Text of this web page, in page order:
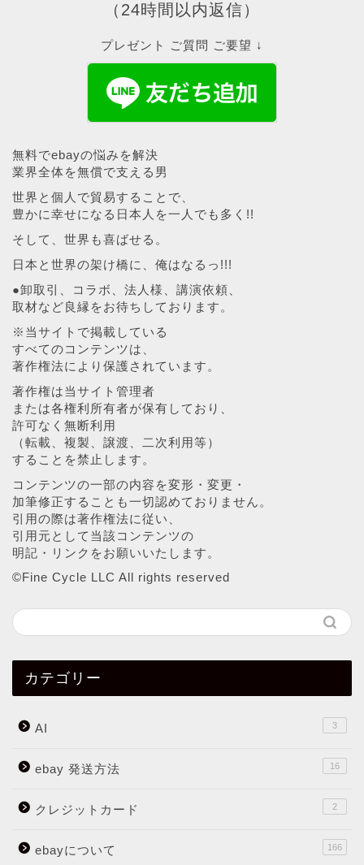
（24時間以内返信）
プレゼント ご質問 ご要望 ↓
無料でebayの悩みを解決
業界全体を無償で支える男
世界と個人で貿易することで、
豊かに幸せになる日本人を一人でも多く!!
そして、世界も喜ばせる。
日本と世界の架け橋に、俺はなるっ!!!
●卸取引、コラボ、法人様、講演依頼、
取材など良縁をお待ちしております。
※当サイトで掲載している
すべてのコンテンツは、
著作権法により保護されています。
著作権は当サイト管理者
または各権利所有者が保有しており、
許可なく無断利用
（転載、複製、譲渡、二次利用等）
することを禁止します。
コンテンツの一部の内容を変形・変更・
加筆修正することも一切認めておりません。
引用の際は著作権法に従い、
引用元として当該コンテンツの
明記・リンクをお願いいたします。
©︎Fine Cycle LLC All rights reserved
カテゴリー
AI 3
ebay 発送方法 16
クレジットカード 2
ebayについて 166